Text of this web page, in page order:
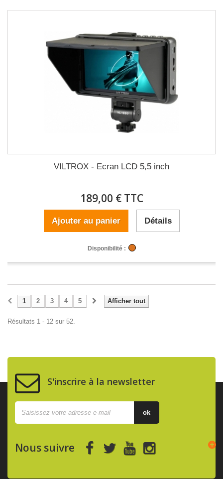
VILTROX - Ecran LCD 5,5 inch
189,00 € TTC
Ajouter au panier Détails
Disponibilité :
Afficher tout
1 2 3 4 5
Résultats 1 - 12 sur 52.
S'inscrire à la newsletter
ok
Nous suivre